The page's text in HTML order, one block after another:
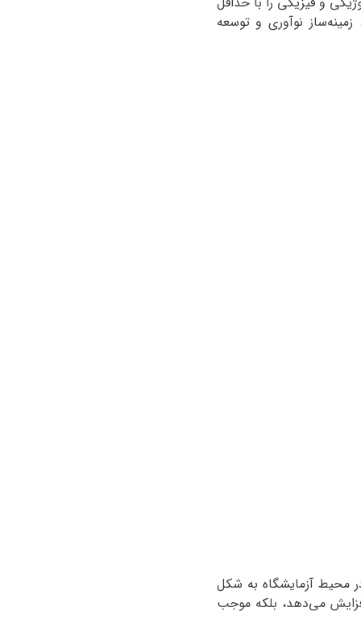
نوآوری و توسعه
محیط آزمایشگاه به شکل
می‌دهد، بلکه موجب